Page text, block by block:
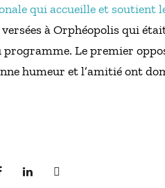
qui accueille et soutient
à Orphéopolis qui
Le premier
humeur et l’amitié ont